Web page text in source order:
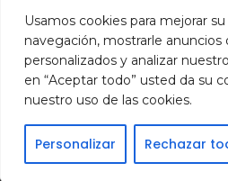
Usamos cookies para mejorar
navegación, mostrarle anuncios
personalizados y analizar
en “Aceptar todo” usted da su
nuestro uso de las cookies.
Personalizar Rechazar
Programación.
Aviso Legal.
Política de
Cookies.